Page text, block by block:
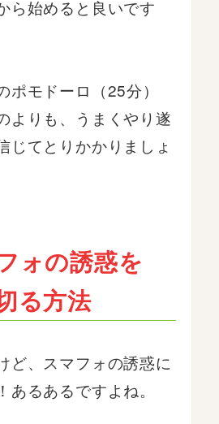
ら始めると良いです
ポモドーロ（25分）
よりも、うまくやり遂
じてとりかかりましょ
ォの誘惑を
る方法
ど、スマフォの誘惑に
あるあるですよね。